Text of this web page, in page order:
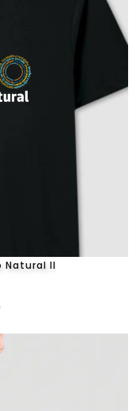
Natural II